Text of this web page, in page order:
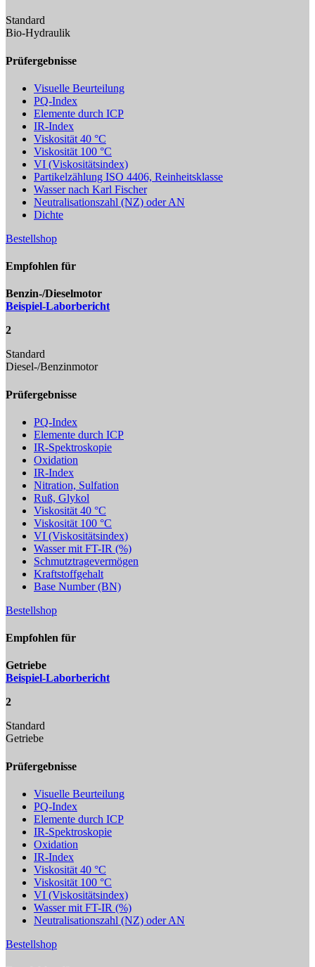
Standard
Bio-Hydraulik
Prüfergebnisse
Visuelle Beurteilung
PQ-Index
Elemente durch ICP
IR-Index
Viskosität 40 °C
Viskosität 100 °C
VI (Viskositätsindex)
Partikelzählung ISO 4406, Reinheitsklasse
Wasser nach Karl Fischer
Neutralisationszahl (NZ) oder AN
Dichte
Bestellshop
Empfohlen für
Benzin-/Dieselmotor
Beispiel-Laborbericht
2
Standard
Diesel-/Benzinmotor
Prüfergebnisse
PQ-Index
Elemente durch ICP
IR-Spektroskopie
Oxidation
IR-Index
Nitration, Sulfation
Ruß, Glykol
Viskosität 40 °C
Viskosität 100 °C
VI (Viskositätsindex)
Wasser mit FT-IR (%)
Schmutztragevermögen
Kraftstoffgehalt
Base Number (BN)
Bestellshop
Empfohlen für
Getriebe
Beispiel-Laborbericht
2
Standard
Getriebe
Prüfergebnisse
Visuelle Beurteilung
PQ-Index
Elemente durch ICP
IR-Spektroskopie
Oxidation
IR-Index
Viskosität 40 °C
Viskosität 100 °C
VI (Viskositätsindex)
Wasser mit FT-IR (%)
Neutralisationszahl (NZ) oder AN
Bestellshop